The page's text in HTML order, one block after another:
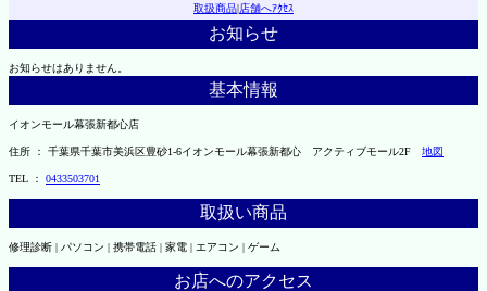
取扱商品|店舗へｱｸｾｽ
お知らせ
お知らせはありません。
基本情報
イオンモール幕張新都心店
住所 ： 千葉県千葉市美浜区豊砂1-6イオンモール幕張新都心 アクティブモール2F 地図
TEL ： 0433503701
取扱い商品
修理診断 | パソコン | 携帯電話 | 家電 | エアコン | ゲーム
お店へのアクセス